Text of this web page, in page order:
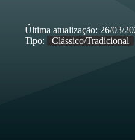
Última atualização: 26/03/
Tipo:
Clássico/Tradicional